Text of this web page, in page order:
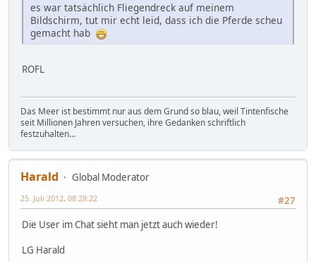
es war tatsächlich Fliegendreck auf meinem
Bildschirm, tut mir echt leid, dass ich die Pferde scheu
gemacht hab
ROFL
Das Meer ist bestimmt nur aus dem Grund so blau, weil Tintenfische
seit Millionen Jahren versuchen, ihre Gedanken schriftlich
festzuhalten...
Harald
Global Moderator
#27
25. Juli 2012, 08:28:22
Die User im Chat sieht man jetzt auch wieder!
LG Harald